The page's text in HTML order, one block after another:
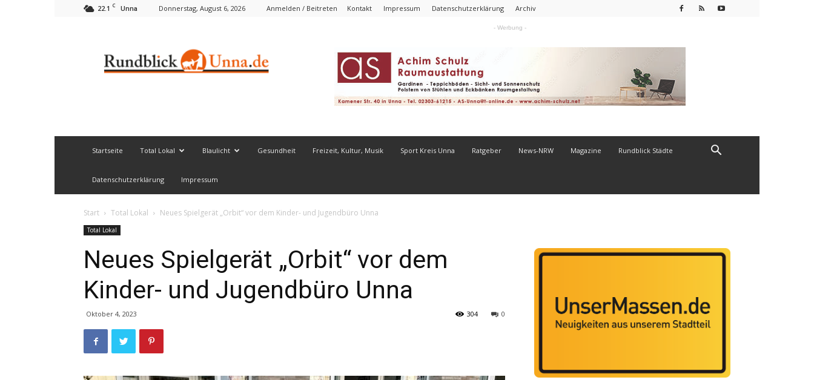
22.1 C Unna Donnerstag, August 6, 2026 Anmelden / Beitreten Kontakt Impressum Datenschutzerklärung Archiv
- Werbung -
Startseite Total Lokal Blaulicht Gesundheit Freizeit, Kultur, Musik Sport Kreis Unna Ratgeber News-NRW Magazine Rundblick Städte
Datenschutzerklärung Impressum
Start Total Lokal Neues Spielgerät „Orbit“ vor dem Kinder- und Jugendbüro Unna
Total Lokal
Neues Spielgerät „Orbit“ vor dem
Kinder- und Jugendbüro Unna
Oktober 4, 2023 0
304